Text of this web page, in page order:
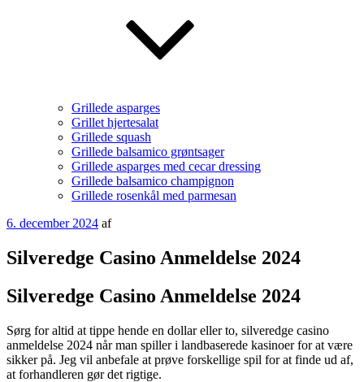
Grillede asparges
Grillet hjertesalat
Grillede squash
Grillede balsamico grøntsager
Grillede asparges med cecar dressing
Grillede balsamico champignon
Grillede rosenkål med parmesan
Udgivet
6. december 2024 af
Silveredge Casino Anmeldelse 2024
Silveredge Casino Anmeldelse 2024
Sørg for altid at tippe hende en dollar eller to, silveredge casino
anmeldelse 2024 når man spiller i landbaserede kasinoer for at være
sikker på. Jeg vil anbefale at prøve forskellige spil for at finde ud af,
at forhandleren gør det rigtige.